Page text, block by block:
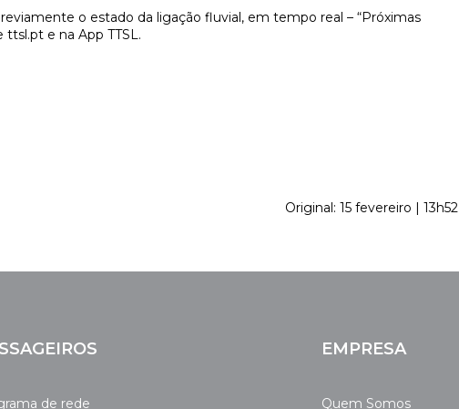
o estado da ligação fluvial, em tempo real – “Próximas
e na App TTSL.
Original: 15 fevereiro | 13h52
de rede
EMPRESA
Quem Somos